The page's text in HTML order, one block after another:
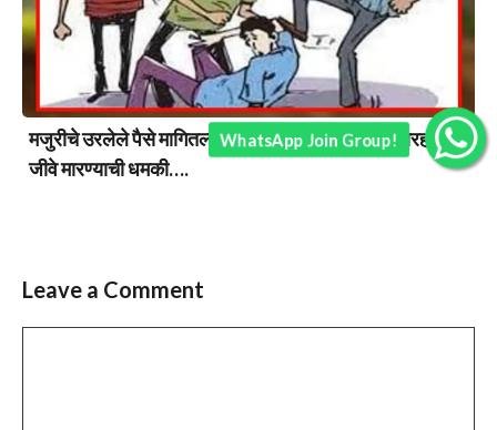
मजुरीचे उरलेले पैसे मागितल्यावर मजुराला शिवीगाळ अन् मारहाण;
जीवे मारण्याची धमकी….
Leave a Comment
WhatsApp Join Group!